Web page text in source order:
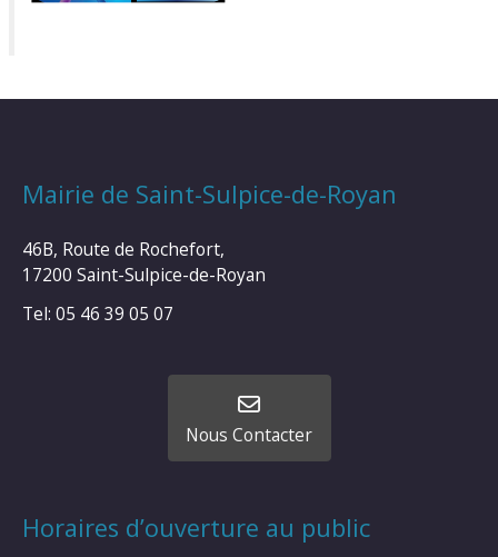
Mairie de Saint-Sulpice-de-Royan
46B, Route de Rochefort,
17200 Saint-Sulpice-de-Royan
Tel: 05 46 39 05 07
Nous Contacter
Horaires d’ouverture au public